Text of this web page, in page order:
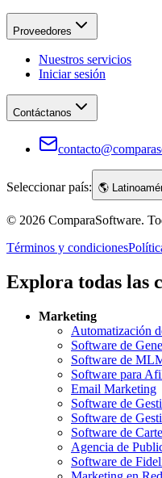
Proveedores
Nuestros servicios
Iniciar sesión
Contáctanos
Seleccionar país: 🌎
© 2026 ComparaSoftware.
Términos y condiciones
Explora todas las
Marketing
Automatización
Software de
Software de
Software para
Email Marketing
Software de
Software de
Software de
Agencia de
Software de